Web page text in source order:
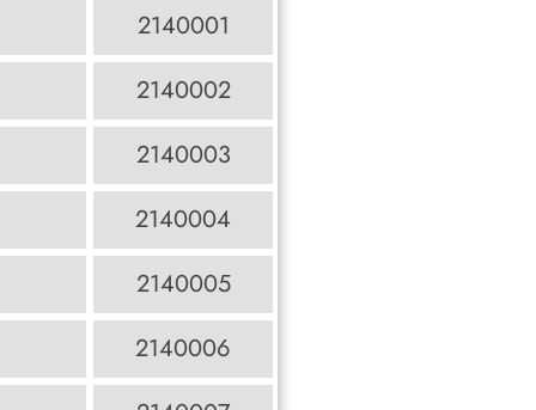
2140001
2140002
2140003
2140004
2140005
2140006